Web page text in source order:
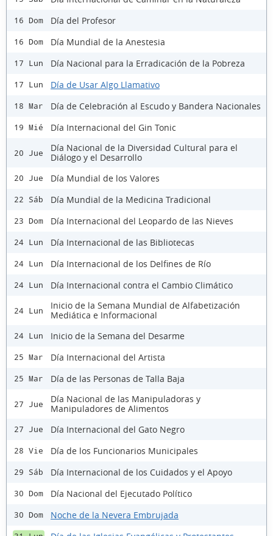
16 Dom Día del Profesor
16 Dom Día Mundial de la Anestesia
17 Lun Día Nacional para la Erradicación de la Pobreza
17 Lun Día de Usar Algo Llamativo
18 Mar Día de Celebración al Escudo y Bandera Nacionales
19 Mié Día Internacional del Gin Tonic
20 Jue
Día Nacional de la Diversidad Cultural para el
Diálogo y el Desarrollo
20 Jue Día Mundial de los Valores
22 Sáb Día Mundial de la Medicina Tradicional
23 Dom Día Internacional del Leopardo de las Nieves
24 Lun Día Internacional de las Bibliotecas
24 Lun Día Internacional de los Delfines de Río
24 Lun Día Internacional contra el Cambio Climático
24 Lun
Inicio de la Semana Mundial de Alfabetización
Mediática e Informacional
24 Lun Inicio de la Semana del Desarme
25 Mar Día Internacional del Artista
25 Mar Día de las Personas de Talla Baja
27 Jue
Día Nacional de las Manipuladoras y
Manipuladores de Alimentos
27 Jue Día Internacional del Gato Negro
28 Vie Día de los Funcionarios Municipales
29 Sáb Día Internacional de los Cuidados y el Apoyo
30 Dom Día Nacional del Ejecutado Político
30 Dom Noche de la Nevera Embrujada